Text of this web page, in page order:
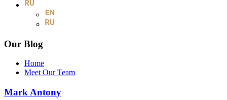
Our Blog
Home
Meet Our Team
Mark Antony